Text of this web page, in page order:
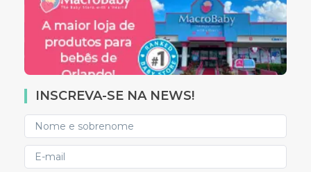
INSCREVA-SE NA NEWS!